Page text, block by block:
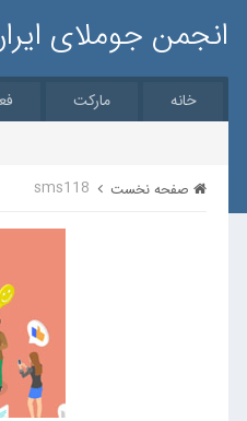
انجمن جوملای
خانه مارکت
صفحه نخست sms118